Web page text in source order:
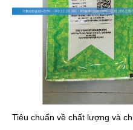
Tiêu chuẩn về chất lượng và